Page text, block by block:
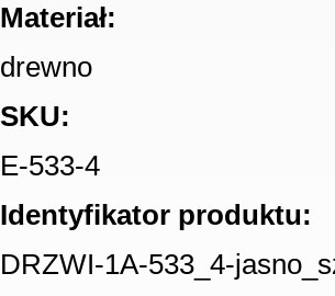
Materiał:
drewno
SKU:
E-533-4
Identyfikator produktu:
DRZWI-1A-533_4-